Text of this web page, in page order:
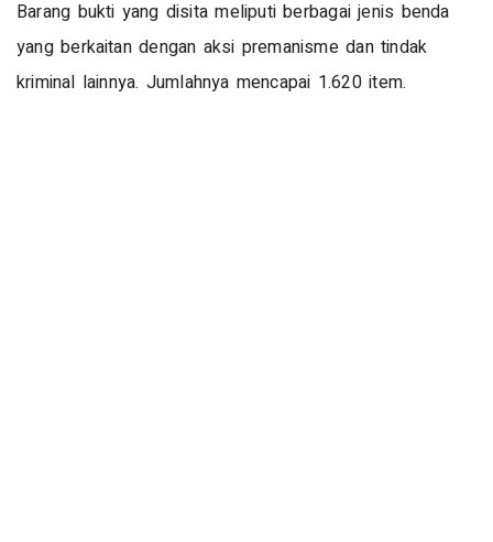
Barang bukti yang disita meliputi berbagai jenis benda
yang berkaitan dengan aksi premanisme dan tindak
kriminal lainnya. Jumlahnya mencapai 1.620 item.